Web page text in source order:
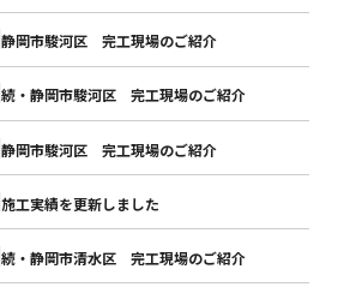
静岡市駿河区 完工現場のご紹介
続・静岡市駿河区 完工現場のご紹介
静岡市駿河区 完工現場のご紹介
施工実績を更新しました
続・静岡市清水区 完工現場のご紹介